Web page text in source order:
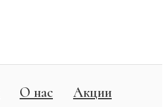
О нас
Акции